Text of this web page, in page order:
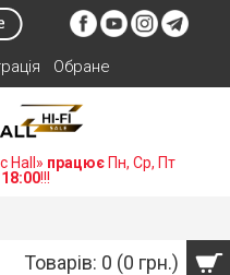
Обране
Hall» працює Пн, Ср, Пт
!!!
Товарів: 0 (0 грн.)